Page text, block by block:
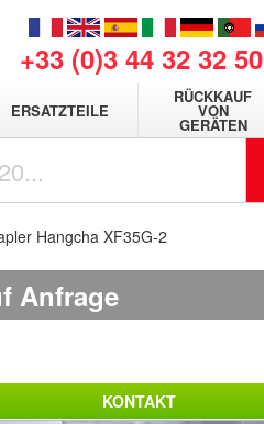
+33 (0)3 44 32 32 50
ERSATZTEILE
RÜCKKAUF
VON
GERÄTEN
Hangcha XF35G-2
Anfrage
KONTAKT